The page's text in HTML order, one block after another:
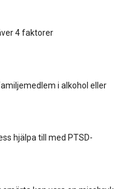
4 faktorer
i alkohol eller
hjälpa till med PTSD-